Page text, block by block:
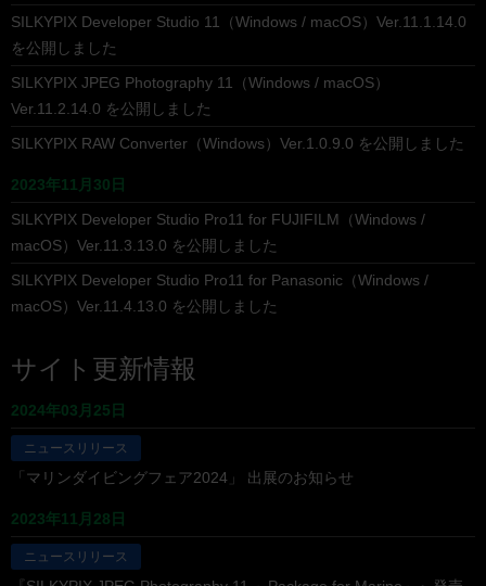
SILKYPIX Developer Studio 11（Windows / macOS）Ver.11.1.14.0
を公開しました
SILKYPIX JPEG Photography 11（Windows / macOS）
Ver.11.2.14.0 を公開しました
SILKYPIX RAW Converter（Windows）Ver.1.0.9.0 を公開しました
2023年11月30日
SILKYPIX Developer Studio Pro11 for FUJIFILM（Windows /
macOS）Ver.11.3.13.0 を公開しました
SILKYPIX Developer Studio Pro11 for Panasonic（Windows /
macOS）Ver.11.4.13.0 を公開しました
サイト更新情報
2024年03月25日
ニュースリリース
「マリンダイビングフェア2024」 出展のお知らせ
2023年11月28日
ニュースリリース